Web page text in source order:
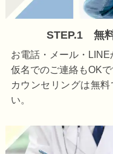
STEP.1 無
お電話・メール・LINE
仮名でのご連絡もOKで
カウンセリングは無
い。